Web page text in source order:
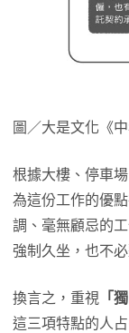
圖／大是文化《
根據大樓、停車
為這份工作的優
調、毫無顧忌的
強制久坐，也不
換言之，重視 「
這三項特點的人